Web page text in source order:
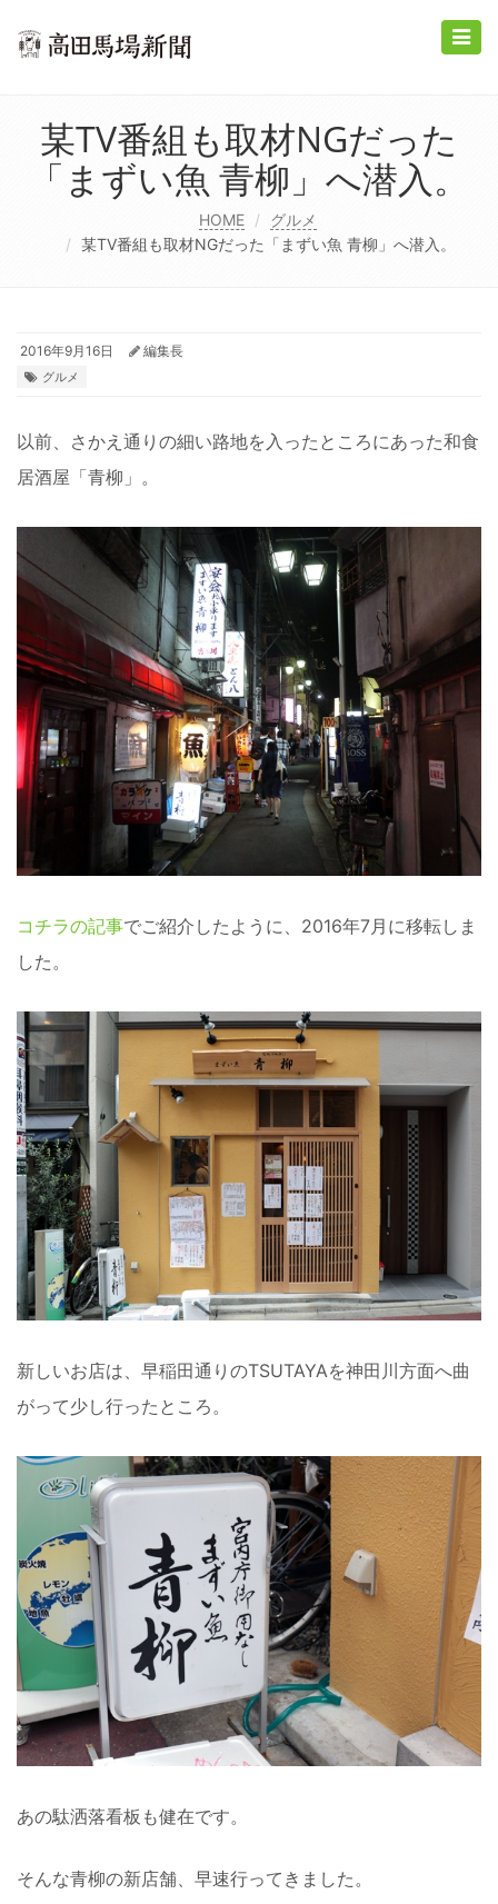
Toggle
某TV番組も取材NGだった
「まずい魚 青柳」へ潜入。
HOME
グルメ
某TV番組も取材NGだった「まずい魚 青柳」へ潜入。
2016年9月16日 編集長
グルメ
以前、さかえ通りの細い路地を入ったところにあった和食
居酒屋「青柳」。
コチラの記事でご紹介したように、2016年7月に移転しま
した。
新しいお店は、早稲田通りのTSUTAYAを神田川方面へ曲
がって少し行ったところ。
あの駄洒落看板も健在です。
そんな青柳の新店舗、早速行ってきました。